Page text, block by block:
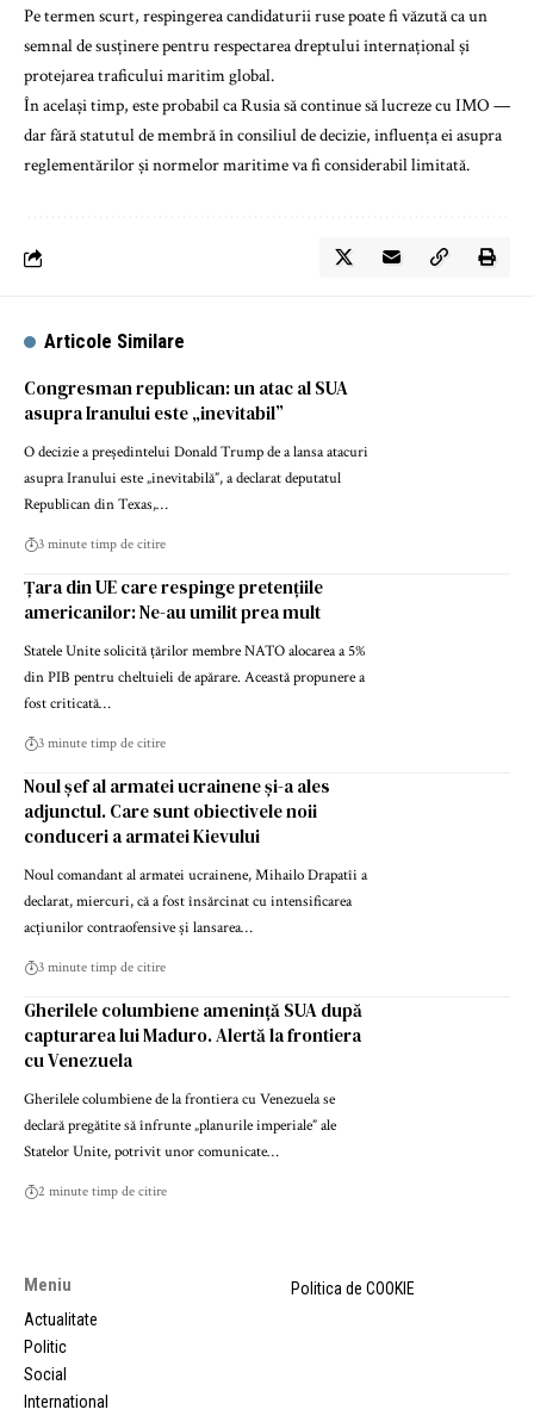
Pe termen scurt, respingerea candidaturii ruse poate fi văzută ca un
semnal de susținere pentru respectarea dreptului internațional și
protejarea traficului maritim global.
În același timp, este probabil ca Rusia să continue să lucreze cu IMO —
dar fără statutul de membră în consiliul de decizie, influența ei asupra
reglementărilor și normelor maritime va fi considerabil limitată.
Articole Similare
Congresman republican: un atac al SUA
asupra Iranului este „inevitabil”
O decizie a președintelui Donald Trump de a lansa atacuri
asupra Iranului este „inevitabilă”, a declarat deputatul
Republican din Texas,…
3 minute timp de citire
Țara din UE care respinge pretențiile
americanilor: Ne-au umilit prea mult
Statele Unite solicită țărilor membre NATO alocarea a 5%
din PIB pentru cheltuieli de apărare. Această propunere a
fost criticată…
3 minute timp de citire
Noul șef al armatei ucrainene și-a ales
adjunctul. Care sunt obiectivele noii
conduceri a armatei Kievului
Noul comandant al armatei ucrainene, Mihailo Drapatîi a
declarat, miercuri, că a fost însărcinat cu intensificarea
acțiunilor contraofensive și lansarea…
3 minute timp de citire
Gherilele columbiene amenință SUA după
capturarea lui Maduro. Alertă la frontiera
cu Venezuela
Gherilele columbiene de la frontiera cu Venezuela se
declară pregătite să înfrunte „planurile imperiale” ale
Statelor Unite, potrivit unor comunicate…
2 minute timp de citire
Meniu
Actualitate
Politic
Social
International
Politica de COOKIE